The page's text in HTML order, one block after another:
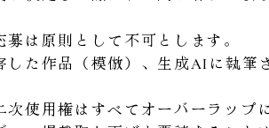
は原則として不可とします。
た作品（模倣）、生成AIに執筆
使用権はすべてオーバーラップ